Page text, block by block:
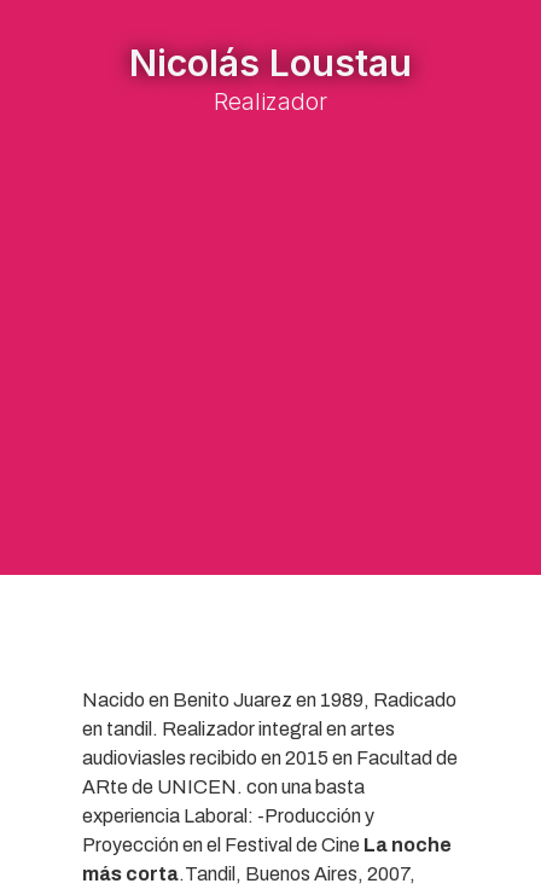
Nicolás Loustau
Realizador
Nacido en Benito Juarez en 1989, Radicado
en tandil. Realizador integral en artes
audioviasles recibido en 2015 en Facultad de
ARte de UNICEN. con una basta
experiencia Laboral: -Producción y
Proyección en el Festival de Cine La noche
más corta.Tandil, Buenos Aires, 2007,